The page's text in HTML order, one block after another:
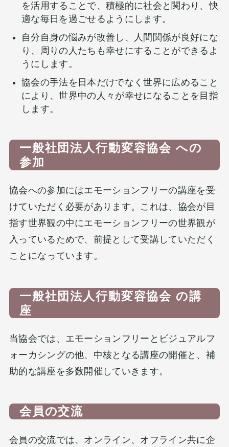
を活用することで、積極的に社会と関わり、快
適な毎日を過ごせるようにします。
自分自身の悩みが改善し、人間関係が良好にな
り、周りの人たちも幸せにすることができるよ
うにします。
協会の手法を日本だけでなく世界に広めること
により、世界中の人々が幸せになることを目指
します。
一般社団法人行動変容協会 への
参加
協会への参加にはエモーションフリーの講座を受
けていただく必要があります。これは、協会が目
指す世界観の中にエモーションフリーの世界観が
入っているためで、前提として受講していただく
ことになっています。
一般社団法人行動変容協会 の講
座
当協会では、エモーションフリーとビジュアルフ
ォーカシングの他、中核となる講座の開催と、補
助的な講座を多数開催していきます。
会員の交流
会員の交流では、オンライン、オフライン共に企